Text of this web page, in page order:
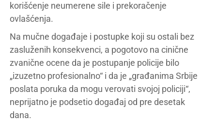
korišćenje neumerene sile i prekoračenje
ovlašćenja.
Na mučne događaje i postupke koji su ostali bez
zasluženih konsekvenci, a pogotovo na cinične
zvanične ocene da je postupanje policije bilo
„izuzetno profesionalno“ i da je „građanima Srbije
poslata poruka da mogu verovati svojoj policiji“,
neprijatno je podsetio događaj od pre desetak
dana.